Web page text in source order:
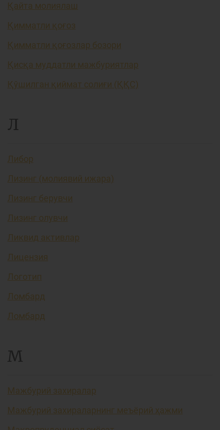
Қайта молиялаш
Қимматли қоғоз
Қимматли қоғозлар бозори
Қисқа муддатли мажбуриятлар
Қўшилган қиймат солиғи (ҚҚС)
Л
Либор
Лизинг (молиявий ижара)
Лизинг берувчи
Лизинг олувчи
Ликвид активлар
Лицензия
Логотип
Ломбард
Ломбард
М
Мажбурий захиралар
Мажбурий захираларнинг меъёрий ҳажми